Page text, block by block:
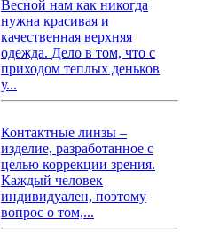
Весной нам как никогда
нужна красивая и
качественная верхняя
одежда. Дело в том, что с
приходом теплых деньков
у...
Контактные линзы –
изделие, разработанное с
целью коррекции зрения.
Каждый человек
индивидуален, поэтому
вопрос о том,...